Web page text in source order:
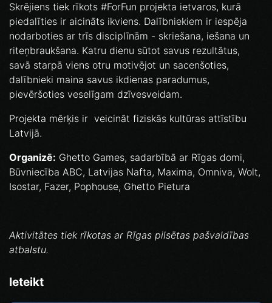
Skrējiens tiek rīkots #ForFun projekta ietvaros, kurā
piedalīties ir aicināts ikviens. Dalībniekiem ir iespēja
nodarboties ar trīs disciplīnām - skriešana, iešana un
riteņbraukšana. Katru dienu sūtot savus rezultātus,
savā starpā viens otru motivējot un sacenšoties,
dalībnieki maina savus ikdienas paradumus,
pievēršoties veselīgam dzīvesveidam.
Projekta mērķis ir veicināt fiziskās kultūras attīstību
Latvijā.
Organizē: Ghetto Games, sadarbībā ar Rīgas domi,
Būvniecība ABC, Latvijas Nafta, Maxima, Omniva, Wolt,
Isostar, Fazer, Pophouse, Ghetto Pietura
Aktivitātes tiek rīkotas ar Rīgas pilsētas pašvaldības
atbalstu.
Ieteikt